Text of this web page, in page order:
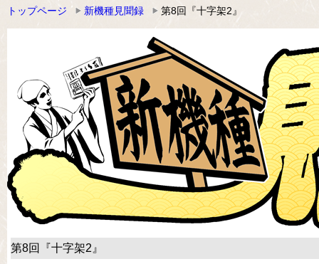
トップページ 新機種見聞録 第8回『十字架2』
第8回『十字架2』